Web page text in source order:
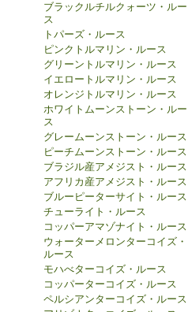
ブラックルチルクォーツ・ルー
ス
トパーズ・ルース
ピンクトルマリン・ルース
グリーントルマリン・ルース
イエロートルマリン・ルース
オレンジトルマリン・ルース
ホワイトムーンストーン・ルー
ス
グレームーンストーン・ルース
ピーチムーンストーン・ルース
ブラジル産アメジスト・ルース
アフリカ産アメジスト・ルース
ブルーピーターサイト・ルース
チューライト・ルース
コッパーアマゾナイト・ルース
ウォーターメロンターコイズ・
ルース
モハべターコイズ・ルース
コッパーターコイズ・ルース
ペルシアンターコイズ・ルース